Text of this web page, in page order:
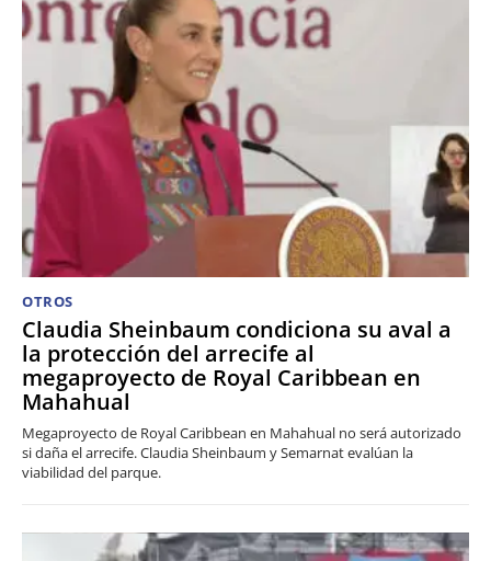
OTROS
Claudia Sheinbaum condiciona su aval a
la protección del arrecife al
megaproyecto de Royal Caribbean en
Mahahual
Megaproyecto de Royal Caribbean en Mahahual no será autorizado
si daña el arrecife. Claudia Sheinbaum y Semarnat evalúan la
viabilidad del parque.